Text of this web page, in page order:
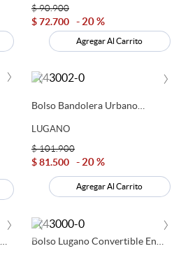
$ 90.900
$72.700 20 %
Agregar Al Carrito
› ‹ ›
Bolso Bandolera Urbano
LUGANO
$ 101.900
$81.500 20 %
Agregar Al Carrito
› ‹ ›
Bolso Lugano Convertible En